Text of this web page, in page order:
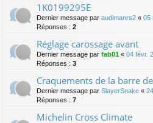
1K0199295E
Dernier message par audimanrs2 « 05
Réponses : 2
Réglage carossage avant
Dernier message par fab01 « 04 févr.
Réponses : 3
Craquements de la barre
Dernier message par SlayerSnake «
Réponses : 7
Michelin Cross Climate